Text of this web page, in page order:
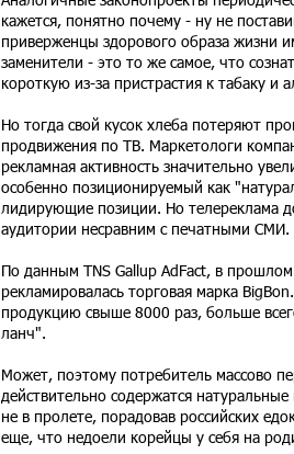
кажется, понятно почему - ну не
приверженцы здорового образа жизни
заменители - это то же самое, что
короткую из-за пристрастия к табаку и
Но тогда свой кусок хлеба потеряют
продвижения по ТВ. Маркетологи
рекламная активность значительно
особенно позиционируемый как
лидирующие позиции. Но телереклама
аудитории несравним с печатными СМИ.
По данным TNS Gallup AdFact, в
рекламировалась торговая марка
продукцию свыше 8000 раз, больше
ланч".
Может, поэтому потребитель массово
действительно содержатся
не в пролете, порадовав российских
еще, что недоели корейцы у себя на